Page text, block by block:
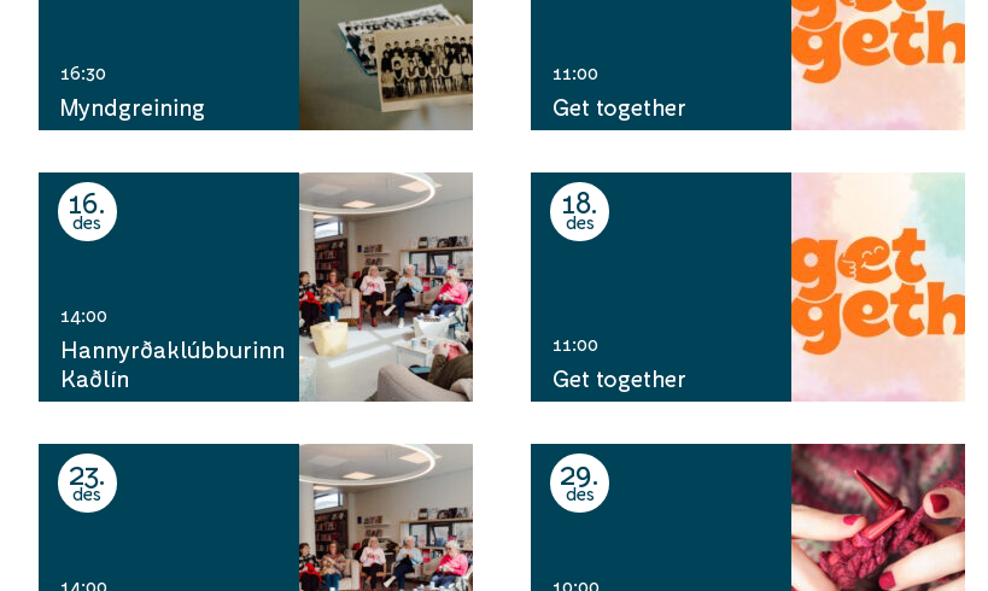
16:30
Myndgreining
11:00
Get together
16
des
14:00
Hannyrðaklúbburinn
Kaðlín
18
des
11:00
Get together
23
des
14:00
29
des
10:00